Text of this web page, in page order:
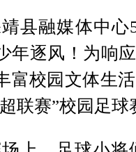
县融媒体中心
年逐风！为响
富校园文体生
联赛”校园足